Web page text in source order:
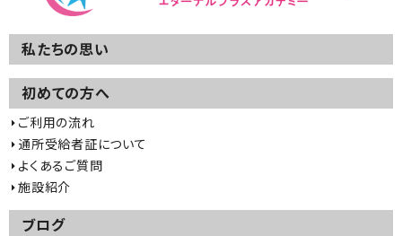
私たちの思い
初めての方へ
ご利用の流れ
通所受給者証について
よくあるご質問
施設紹介
ブログ